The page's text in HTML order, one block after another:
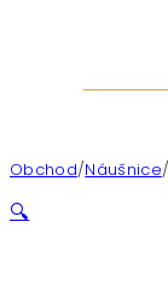
Obchod/Náušnice/
🔍